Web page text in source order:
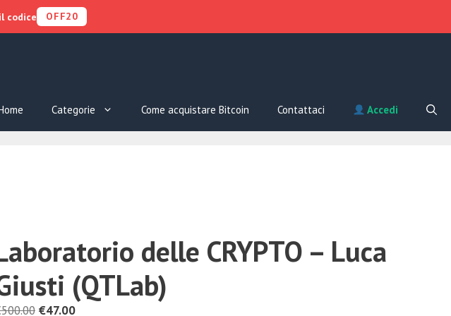
Categorie Come acquistare Bitcoin Contattaci Accedi
delle CRYPTO – Luca
(QTLab)
500.00 Il
€47.00Il
codice OFF20